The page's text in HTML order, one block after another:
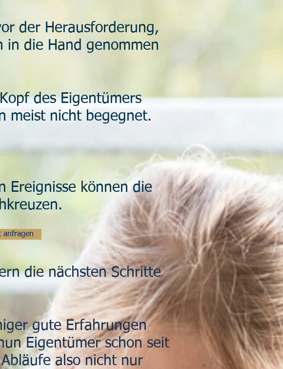
der Herausforderung,
in die Hand genommen
des Eigentümers
meist nicht begegnet.
Ereignisse können die
anfragen
die nächsten Schritte
gute Erfahrungen
Eigentümer schon seit
also nicht nur